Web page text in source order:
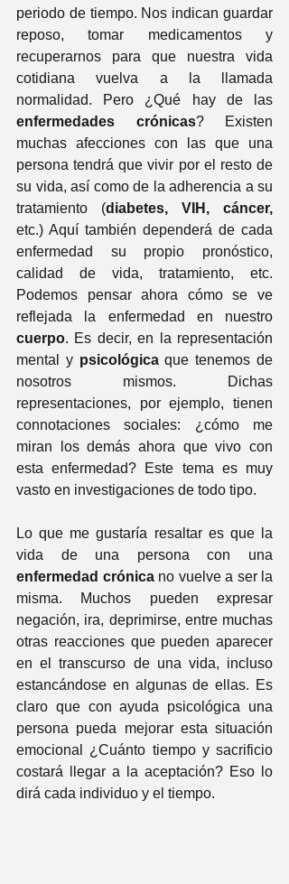
periodo de tiempo. Nos indican guardar
reposo, tomar medicamentos y
recuperarnos para que nuestra vida
cotidiana vuelva a la llamada
enfermedades crónicas? Existen
muchas afecciones con las que una
persona tendrá que vivir por el resto de
su vida, así como de la adherencia a su
tratamiento (diabetes, VIH, cáncer,
etc.) Aquí también dependerá de cada
enfermedad su propio pronóstico,
calidad de vida, tratamiento, etc.
Podemos pensar ahora cómo se ve
reflejada la enfermedad en nuestro
cuerpo. Es decir, en la representación
mental y psicológica que tenemos de
nosotros mismos. Dichas
representaciones, por ejemplo, tienen
connotaciones sociales: ¿cómo me
miran los demás ahora que vivo con
esta enfermedad? Este tema es muy
vasto en investigaciones de todo tipo.
Lo que me gustaría resaltar es que la
enfermedad crónica no vuelve a ser la
misma. Muchos pueden expresar
negación, ira, deprimirse, entre muchas
otras reacciones que pueden aparecer
en el transcurso de una vida, incluso
estancándose en algunas de ellas. Es
claro que con ayuda psicológica una
persona pueda mejorar esta situación
emocional ¿Cuánto tiempo y sacrificio
costará llegar a la aceptación? Eso lo
dirá cada individuo y el tiempo.